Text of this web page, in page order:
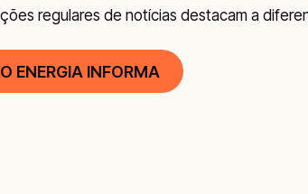
regulares de notícias destacam a
ENERGIA INFORMA